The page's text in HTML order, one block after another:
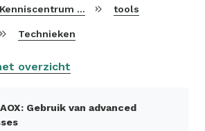
voor Beste Beschikbare Technieken tools
Technieken
overzicht
Gebruik van advanced